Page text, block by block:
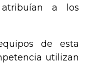
a los
de esta
utilizan